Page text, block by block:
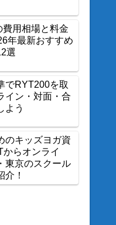
費用相場と料金
年最新おすすめ
選
でRYT200を取
イン・対面・合
よう
のキッズヨガ資
らオンライ
東京のスクール
介！